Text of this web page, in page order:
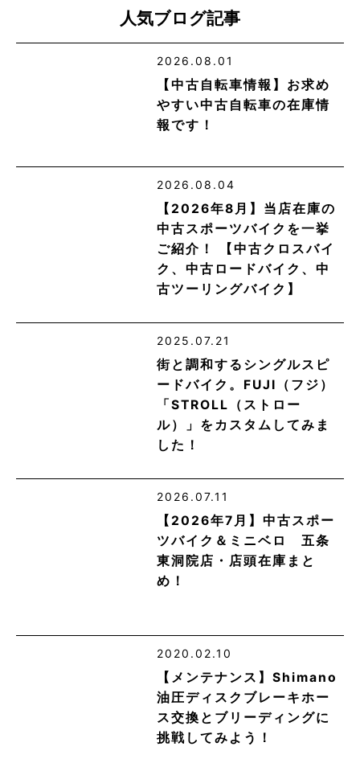
人気ブログ記事
2026.08.01
【中古自転車情報】お求め
やすい中古自転車の在庫情
報です！
2026.08.04
【2026年8月】当店在庫の
中古スポーツバイクを一挙
ご紹介！ 【中古クロスバイ
ク、中古ロードバイク、中
古ツーリングバイク】
2025.07.21
街と調和するシングルスピ
ードバイク。FUJI（フジ）
「STROLL（ストロー
ル）」をカスタムしてみま
した！
2026.07.11
【2026年7月】中古スポー
ツバイク＆ミニベロ 五条
東洞院店・店頭在庫まと
め！
2020.02.10
【メンテナンス】Shimano
油圧ディスクブレーキホー
ス交換とブリーディングに
挑戦してみよう！